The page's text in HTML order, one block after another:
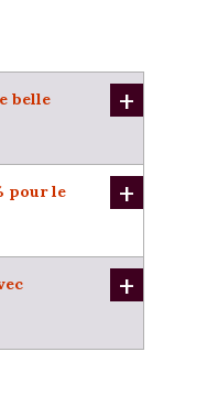
belle
+
pour le
+
+